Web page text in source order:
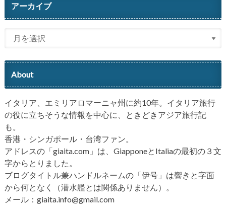
アーカイブ
About
イタリア、エミリアロマーニャ州に約10年。イタリア旅行
の役に立ちそうな情報を中心に、ときどきアジア旅行記
も。
香港・シンガポール・台湾ファン。
アドレスの「giaita.com」は、GiapponeとItaliaの最初の３文
字からとりました。
ブログタイトル兼ハンドルネームの「伊号」は響きと字面
から何となく（潜水艦とは関係ありません）。
メール：giaita.info@gmail.com